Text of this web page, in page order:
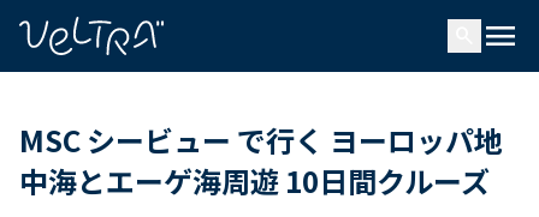
menu
MSC シービュー で行く ヨーロッパ地
中海とエーゲ海周遊 10日間クルーズ